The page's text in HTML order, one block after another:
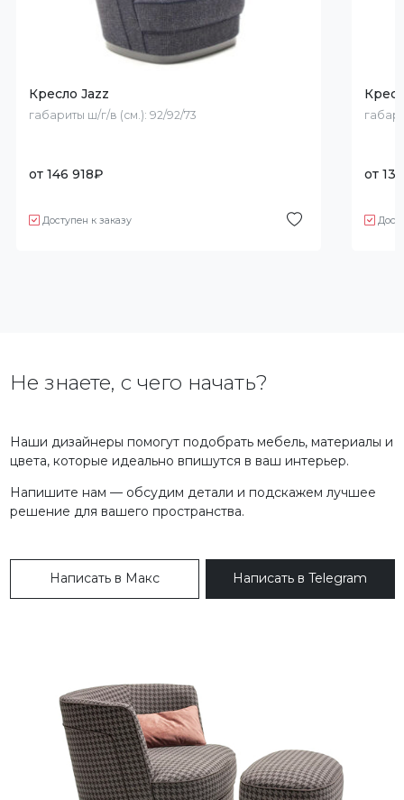
Кресло Jazz
габариты ш/г/в (см.): 92/92/73
от 146 918₽
Доступен к заказу
от
Не знаете, с чего начать?
Наши дизайнеры помогут подобрать мебель, материалы и
цвета, которые идеально впишутся в ваш интерьер.
Напишите нам — обсудим детали и подскажем лучшее
решение для вашего пространства.
Написать в Макс Написать в Telegram